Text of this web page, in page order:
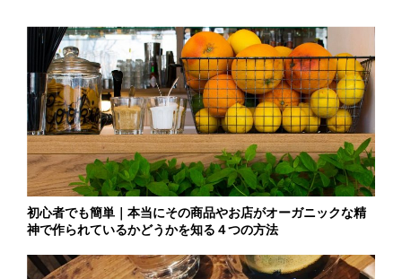
初心者でも簡単｜本当にその商品やお店がオーガニックな精
神で作られているかどうかを知る４つの方法